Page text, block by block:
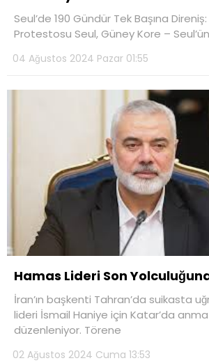
Seul’de 190 Gündür Tek Başına Direniş:
Protestosu Seul, Güney Kore –
04 Ağustos 2024 Pazar 01:55
Hamas Lideri Son
İran’ın başkenti Tahran’da suikasta
lideri İsmail Haniye için Katar’da
düzenleniyor. Törene
02 Ağustos 2024 Cuma 13:53